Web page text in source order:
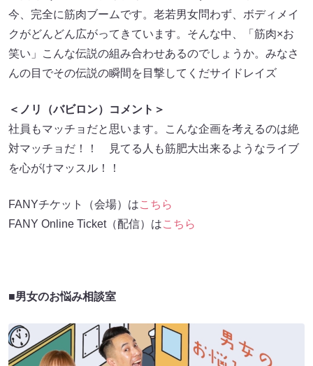
今、完全に筋肉ブームです。老若男女問わず、ボディメイ
クがどんどん広がってきています。そんな中、「筋肉×お
笑い」こんな伝説の組み合わせあるのでしょうか。みなさ
んの目でその伝説の瞬間を目撃してくだサイドレイズ
＜ノリ（バビロン）コメント＞
社員もマッチョだと思います。こんな企画を考えるのは絶
対マッチョだ！！ 見てる人も筋肥大出来るようなライブ
を心がけマッスル！！
FANYチケット（会場）はこちら
FANY Online Ticket（配信）はこちら
■男女のお悩み相談室